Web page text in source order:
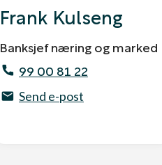
Frank Kulseng
Banksjef næring og marked
99 00 81 22
Send e-post